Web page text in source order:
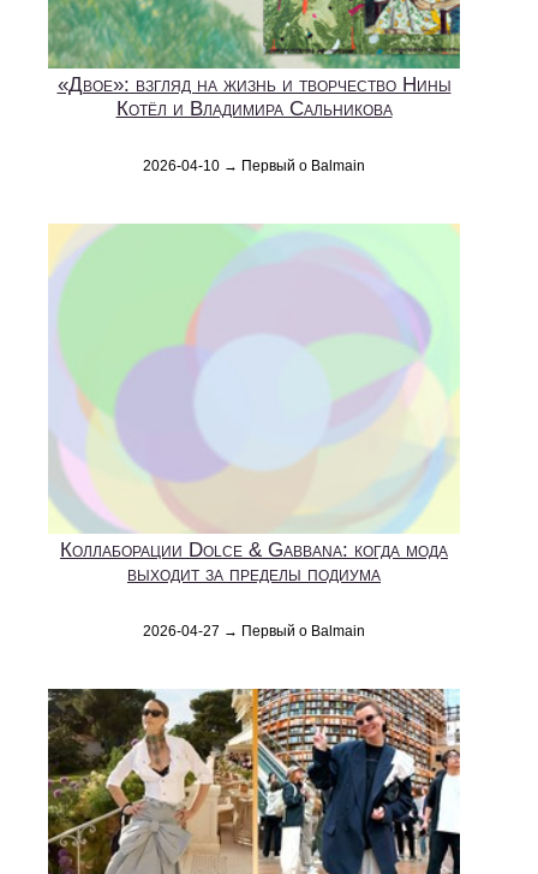
«Двое»: взгляд на жизнь и творчество Нины
Котёл и Владимира Сальникова
2026-04-10 → Первый о Balmain
Коллаборации Dolce & Gabbana: когда мода
выходит за пределы подиума
2026-04-27 → Первый о Balmain